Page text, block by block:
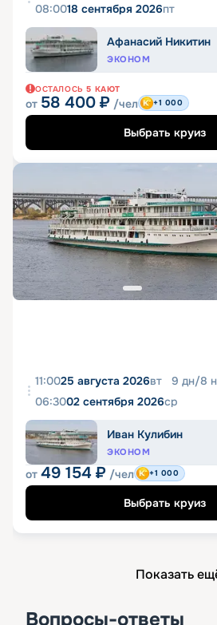
08:0018 сентября 2026пт
Афанасий Никитин
ЭКОНОМ
ОСТАЛОСЬ 5 КАЮТ
от 58 400 ₽ /чел +1 000
Выбрать круиз
11:0025 августа 2026вт 9 дн/8
06:3002 сентября 2026ср
Иван Кулибин
ЭКОНОМ
от 49 154 ₽ /чел +1 000
Выбрать круиз
Показать
Вопросы-ответы